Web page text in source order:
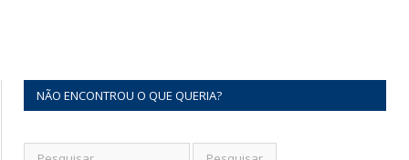
NÃO ENCONTROU O QUE QUERIA?